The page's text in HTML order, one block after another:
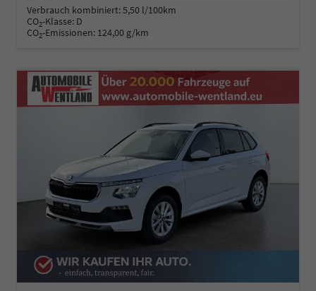
Verbrauch kombiniert:5,50 l/100km
CO2-Klasse: D
CO2-Emissionen: 124,00 g/km